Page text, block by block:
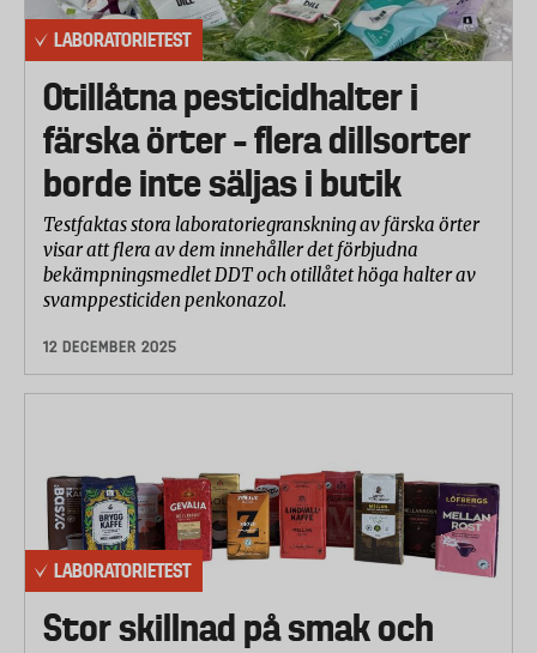
LABORATORIETEST
Otillåtna pesticidhalter i
färska örter – flera dillsorter
borde inte säljas i butik
Testfaktas stora laboratoriegranskning av färska örter
visar att flera av dem innehåller det förbjudna
bekämpningsmedlet DDT och otillåtet höga halter av
svamppesticiden penkonazol.
12 DECEMBER 2025
LABORATORIETEST
Stor skillnad på smak och